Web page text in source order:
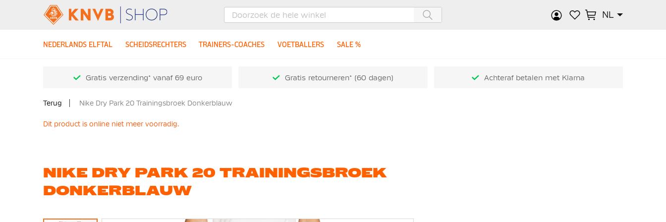
NL
NEDERLANDS ELFTAL SCHEIDSRECHTERS TRAINERS-COACHES VOETBALLERS SALE %
Gratis verzending* vanaf 69 euro Gratis retourneren* (60 dagen) Achteraf betalen met Klarna
Terug Nike Dry Park 20 Trainingsbroek Donkerblauw
Dit product is online niet meer voorradig.
NIKE DRY PARK 20 TRAININGSBROEK
DONKERBLAUW